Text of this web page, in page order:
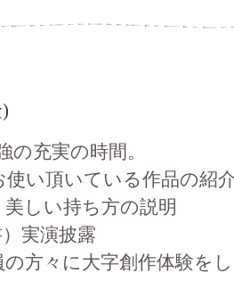
の充実の時間。
使い頂いている作品の紹
美しい持ち方の説明
実演披露
方々に大字創作体験を